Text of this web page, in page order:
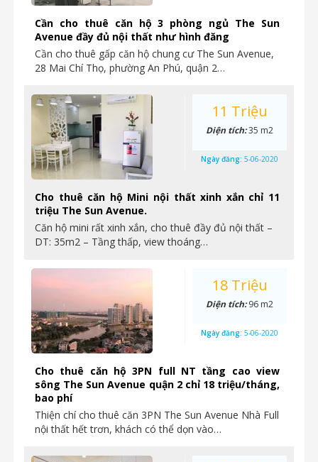
Cần cho thuê căn hộ 3 phòng ngủ The Sun
Avenue đầy đủ nội thất như hình đăng
Cần cho thuê gấp căn hộ chung cư The Sun Avenue,
28 Mai Chí Thọ, phường An Phú, quận 2…
Cho thuê căn hộ Mini nội thất xinh xắn chỉ 11
triệu The Sun Avenue.
Căn hộ mini rất xinh xắn, cho thuê đầy đủ nội thất –
DT: 35m2 – Tầng thấp, view thoáng…
11 Triệu
Diện tích:35 m2
Ngày đăng: 5-06-2020
Cho thuê căn hộ 3PN full NT tầng cao view
sông The Sun Avenue quận 2 chỉ 18 triệu/tháng,
bao phí
Thiện chí cho thuê căn 3PN The Sun Avenue Nhà Full
nội thất hết trơn, khách có thể dọn vào…
18 Triệu
Diện tích:96 m2
Ngày đăng: 5-06-2020